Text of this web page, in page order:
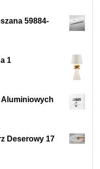
59884-
1
Aluminiowych
Deserowy 17